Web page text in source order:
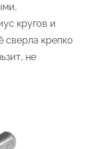
кругов и
сверла крепко
не